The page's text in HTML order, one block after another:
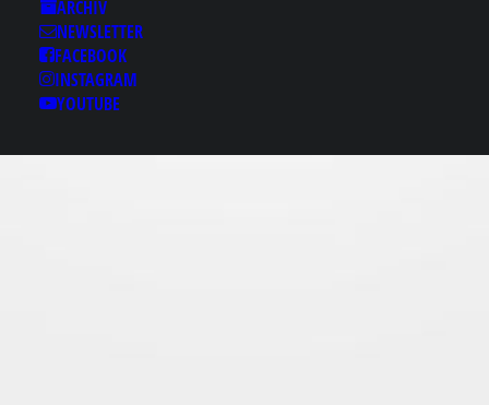
ARCHIV
NEWSLETTER
FACEBOOK
INSTAGRAM
YOUTUBE
к【macho2.com》 경
기도마사지 경기도마사
지✩경기도풀싸롱 경기